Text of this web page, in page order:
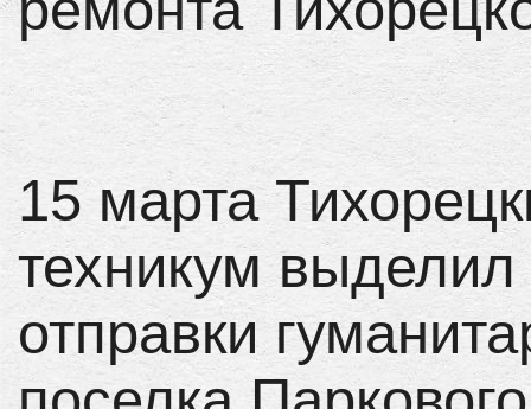
15 марта
техникум
отправки